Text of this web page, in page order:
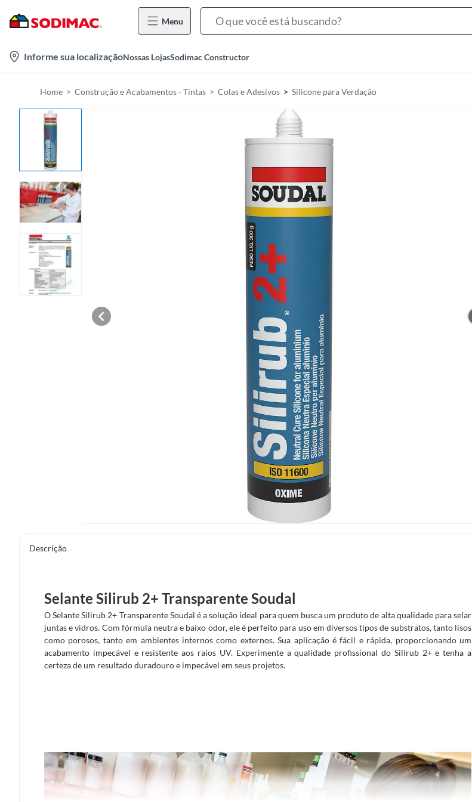
Menu
Informe sua localizaçãoNossas LojasSodimac Constructor
Home Construção e Acabamentos - Tintas Colas e Adesivos Silicone para Verdação
Descrição
Selante Silirub 2+ Transparente Soudal
O Selante Silirub 2+ Transparente Soudal é a solução ideal para quem busca um produto de alta qualidade para selar
juntas e vidros. Com fórmula neutra e baixo odor, ele é perfeito para uso em diversos tipos de substratos, tanto lisos
como porosos, tanto em ambientes internos como externos. Sua aplicação é fácil e rápida, proporcionando um
acabamento impecável e resistente aos raios UV. Experimente a qualidade profissional do Silirub 2+ e tenha a
certeza de um resultado duradouro e impecável em seus projetos.